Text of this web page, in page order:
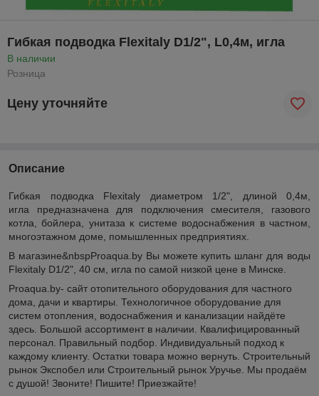
Гибкая подводка Flexitaly D1/2", L0,4м, игла
В наличии
Розница
Цену уточняйте
Описание
Гибкая подводка Flexitaly диаметром 1/2", длиной 0,4м,
игла предназначена для подключения смесителя, газового
котла, бойлера, унитаза к системе водоснабжения в частном,
многоэтажном доме, помышленных предприятиях.
В магазине&nbspProaqua.by Вы можете купить шланг для воды
Flexitaly D1/2", 40 см, игла по самой низкой цене в Минске.
Proaqua.by- сайт отопительного оборудования для частного
дома, дачи и квартиры. Технологичное оборудование для
систем отопления, водоснабжения и канализации найдёте
здесь. Большой ассортимент в наличии. Квалифицированный
персонал. Правильный подбор. Индивидуальный подход к
каждому клиенту. Остатки товара можно вернуть. Строительный
рынок Экспобел или Строительный рынок Уручье. Мы продаём
с душой! Звоните! Пишите! Приезжайте!